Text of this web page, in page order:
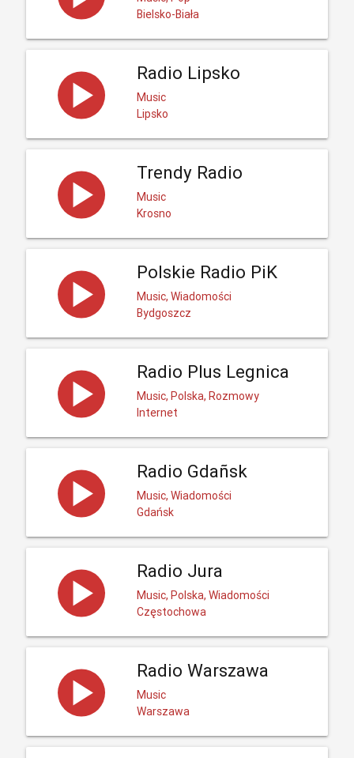
Bielsko-Biała
Radio Lipsko
Music
Lipsko
Trendy Radio
Music
Krosno
Polskie Radio PiK
Music, Wiadomości
Bydgoszcz
Radio Plus Legnica
Music, Polska, Rozmowy
Internet
Radio Gdañsk
Music, Wiadomości
Gdańsk
Radio Jura
Music, Polska, Wiadomości
Częstochowa
Radio Warszawa
Music
Warszawa